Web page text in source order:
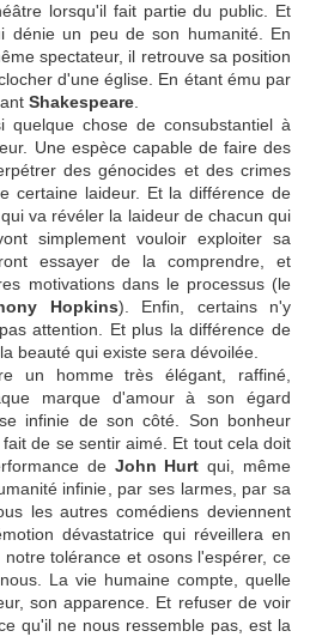
lorsqu'il fait partie du public. Et
dénie un peu de son humanité. En
spectateur, il retrouve sa position
d'une église. En étant ému par
Shakespeare
quelque chose de consubstantiel à
Une espèce capable de faire des
des génocides et des crimes
certaine laideur. Et la différence de
va révéler la laideur de chacun qui
simplement vouloir exploiter sa
essayer de la comprendre, et
motivations dans le processus (le
Hopkins). Enfin, certains n'y
attention. Et plus la différence de
beauté qui existe sera dévoilée.
un homme très élégant, raffiné,
marque d'amour à son égard
infinie de son côté. Son bonheur
de se sentir aimé. Et tout cela doit
de John Hurt qui, même
infinie, par ses larmes, par sa
les autres comédiens deviennent
dévastatrice qui réveillera en
tolérance et osons l'espérer, ce
La vie humaine compte, quelle
son apparence. Et refuser de voir
qu'il ne nous ressemble pas, est la